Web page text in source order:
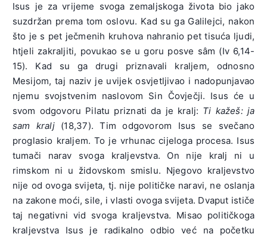
Isus je za vrijeme svoga zemaljskoga života bio jako
suzdržan prema tom oslovu. Kad su ga Galilejci, nakon
što je s pet ječmenih kruhova nahranio pet tisuća ljudi,
htjeli zakraljiti, povukao se u goru posve sâm (Iv 6,14-
15). Kad su ga drugi priznavali kraljem, odnosno
Mesijom, taj naziv je uvijek osvjetljivao i nadopunjavao
njemu svojstvenim naslovom Sin Čovječji. Isus će u
svom odgovoru Pilatu priznati da je kralj: Ti kažeš: ja
sam kralj(18,37). Tim odgovorom Isus se svečano
proglasio kraljem. To je vrhunac cijeloga procesa. Isus
tumači narav svoga kraljevstva. On nije kralj ni u
rimskom ni u židovskom smislu. Njegovo kraljevstvo
nije od ovoga svijeta, tj. nije političke naravi, ne oslanja
na zakone moći, sile, i vlasti ovoga svijeta. Dvaput ističe
taj negativni vid svoga kraljevstva. Misao političkoga
kraljevstva Isus je radikalno odbio već na početku